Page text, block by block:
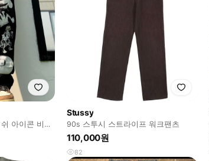
아이콘 비치
Stussy
90s 스투시 스트라이프 워크팬츠
110,000원
82